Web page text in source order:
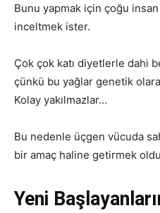
Bunu yapmak için çoğu
inceltmek ister.
Çok çok katı diyetlerle dahi
çünkü bu yağlar genetik
Kolay yakılmazlar…
Bu nedenle üçgen vücuda
bir amaç haline getirmek
Yeni